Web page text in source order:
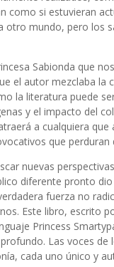
como si estuvieran
otro mundo, pero los
Sabionda que
el autor mezclaba la
la literatura puede
y el impacto del
a cualquiera que
que perduran
nuevas
diferente pronto
fuerza no
Este libro, escrito
Princess
Las voces
cada uno único y